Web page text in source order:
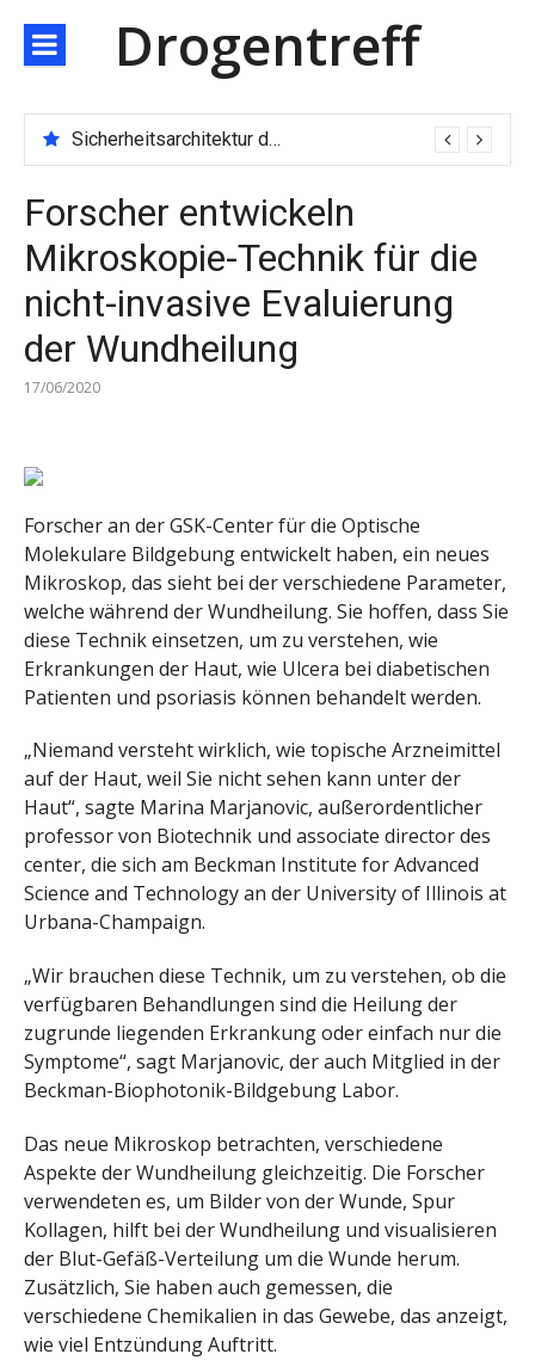
zum
Inhalt
Drogentreff
Sicherheitsarchitektur der nächsten Generation: JARXE kombiniert Multi-Wallet und MPC als Schutzschild für digitales Vertrauen
Forscher entwickeln
Mikroskopie-Technik für die
nicht-invasive Evaluierung
der Wundheilung
17/06/2020
Forscher an der GSK-Center für die Optische
Molekulare Bildgebung entwickelt haben, ein neues
Mikroskop, das sieht bei der verschiedene Parameter,
welche während der Wundheilung. Sie hoffen, dass Sie
diese Technik einsetzen, um zu verstehen, wie
Erkrankungen der Haut, wie Ulcera bei diabetischen
Patienten und psoriasis können behandelt werden.
„Niemand versteht wirklich, wie topische Arzneimittel
auf der Haut, weil Sie nicht sehen kann unter der
Haut“, sagte Marina Marjanovic, außerordentlicher
professor von Biotechnik und associate director des
center, die sich am Beckman Institute for Advanced
Science and Technology an der University of Illinois at
Urbana-Champaign.
„Wir brauchen diese Technik, um zu verstehen, ob die
verfügbaren Behandlungen sind die Heilung der
zugrunde liegenden Erkrankung oder einfach nur die
Symptome“, sagt Marjanovic, der auch Mitglied in der
Beckman-Biophotonik-Bildgebung Labor.
Das neue Mikroskop betrachten, verschiedene
Aspekte der Wundheilung gleichzeitig. Die Forscher
verwendeten es, um Bilder von der Wunde, Spur
Kollagen, hilft bei der Wundheilung und visualisieren
der Blut-Gefäß-Verteilung um die Wunde herum.
Zusätzlich, Sie haben auch gemessen, die
verschiedene Chemikalien in das Gewebe, das anzeigt,
wie viel Entzündung Auftritt.